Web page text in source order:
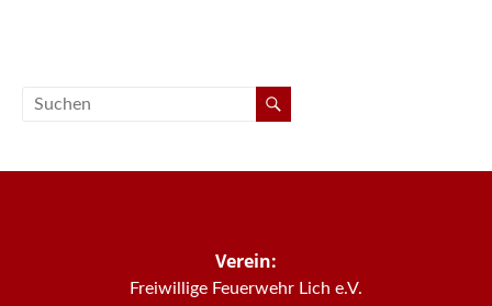
Verein:
Freiwillige Feuerwehr Lich e.V.